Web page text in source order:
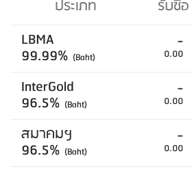
ประเภท รับซื้อ
LBMA
99.99% (Baht)
-
0.00
InterGold
96.5% (Baht)
-
0.00
สมาคมฯ
96.5% (Baht)
-
0.00